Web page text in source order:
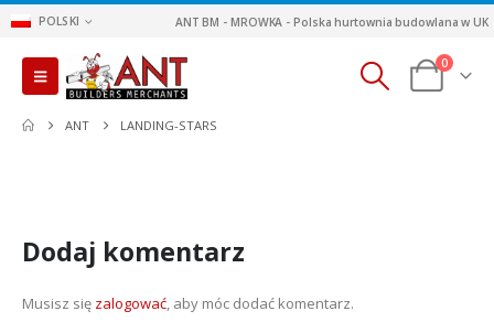
POLSKI ANT BM - MROWKA - Polska hurtownia budowlana w UK
0
ANT LANDING-STARS
Dodaj komentarz
Musisz się zalogować, aby móc dodać komentarz.